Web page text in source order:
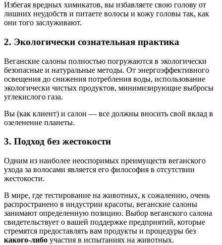
Избегая вредных химикатов, вы избавляете свою голову от
лишних неудобств и питаете волосы и кожу головы так, как
они того заслуживают.
2. Экологически сознательная практика
Веганские салоны полностью погружаются в экологически
безопасные и натуральные методы. От энергоэффективного
освещения до снижения потребления воды, использование
экологически чистых продуктов, минимизирующие выбросы
углекислого газа.
Вы (как клиент) и салон — все должны вносить свой вклад в
озеленение планеты.
3. Подход без жестокости
Одним из наиболее неоспоримых преимуществ веганского
ухода за волосами является его философия в отсутствии
жестокости.
В мире, где тестирование на животных, к сожалению, очень
распространено в индустрии красоты, веганские салоны
занимают определенную позицию. Выбор веганского салона
свидетельствует о вашей поддержке предприятий, которые
стремятся предоставлять вам продукты и процедуры без
какого-либо участия в испытаниях на животных.